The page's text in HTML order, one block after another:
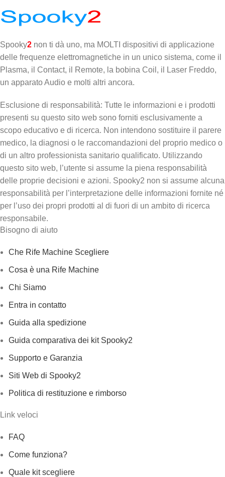
Spooky2 non ti dà uno, ma MOLTI dispositivi di applicazione
delle frequenze elettromagnetiche in un unico sistema, come il
Plasma, il Contact, il Remote, la bobina Coil, il Laser Freddo,
un apparato Audio e molti altri ancora.
Esclusione di responsabilità: Tutte le informazioni e i prodotti
presenti su questo sito web sono forniti esclusivamente a
scopo educativo e di ricerca. Non intendono sostituire il parere
medico, la diagnosi o le raccomandazioni del proprio medico o
di un altro professionista sanitario qualificato. Utilizzando
questo sito web, l’utente si assume la piena responsabilità
delle proprie decisioni e azioni. Spooky2 non si assume alcuna
responsabilità per l’interpretazione delle informazioni fornite né
per l’uso dei propri prodotti al di fuori di un ambito di ricerca
responsabile.
Bisogno di aiuto
Che Rife Machine Scegliere
Cosa è una Rife Machine
Chi Siamo
Entra in contatto
Guida alla spedizione
Guida comparativa dei kit Spooky2
Supporto e Garanzia
Siti Web di Spooky2
Politica di restituzione e rimborso
Link veloci
FAQ
Come funziona?
Quale kit scegliere